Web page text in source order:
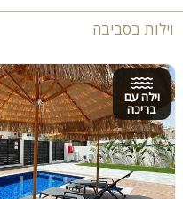
וילות בסביבה
וילה עם
בריכה